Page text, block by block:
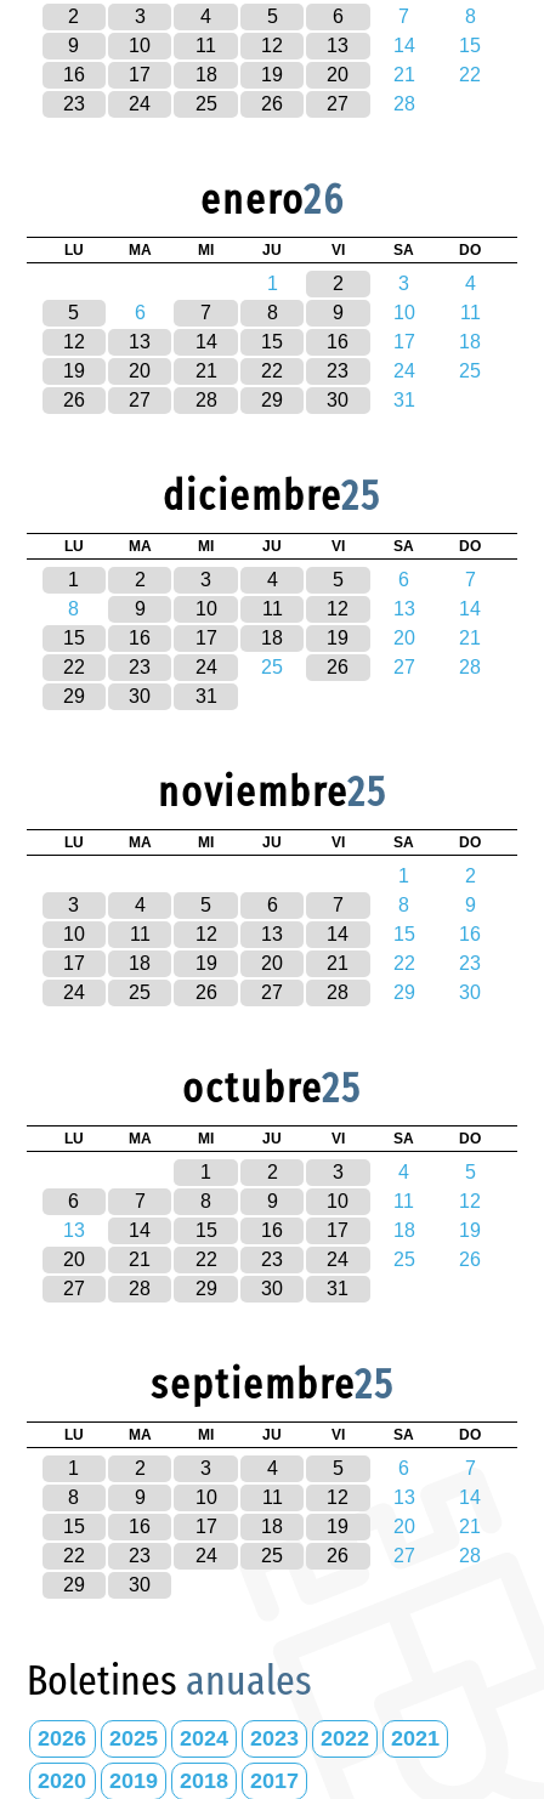
2
3 4 5 6 7
8
9
10 11 12 13 14
15
16
17 18 19 20 21
22
23
24 25 26 27 28
enero26
LU MA MI JU VI SA DO
1 2 3
4
5
6 7 8 9 10
11
12
13 14 15 16 17
18
19
20 21 22 23 24
25
26
27 28 29 30 31
diciembre25
LU MA MI JU VI SA DO
1 2 3 4 5 6
7
8
9 10 11 12 13
14
15
16 17 18 19 20
21
22
23 24 25 26 27
28
29
30 31
noviembre25
LU MA MI JU VI SA DO
1
2
3
4 5 6 7 8
9
10
11 12 13 14 15
16
17
18 19 20 21 22
23
24
25 26 27 28 29 30
octubre25
LU MA MI JU VI SA DO
1 2 3 4
5
6
7 8 9 10 11
12
13
14 15 16 17 18
19
20
21 22 23 24 25
26
27
28 29 30 31
septiembre25
LU MA MI JU VI SA DO
1 2 3 4 5 6
7
8
9 10 11 12 13
14
15
16 17 18 19 20
21
22
23 24 25 26 27
28
29
30
Boletines anuales
2026 2025 2024 2023 2022
2021
2020
2019 2018 2017